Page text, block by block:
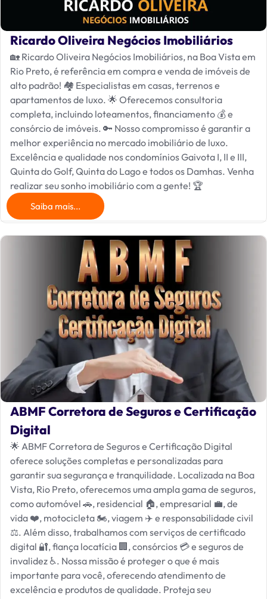
Ricardo Oliveira Negócios Imobiliários
🏡 Ricardo Oliveira Negócios Imobiliários, na Boa Vista em
Rio Preto, é referência em compra e venda de imóveis de
alto padrão! 🏘️ Especialistas em casas, terrenos e
apartamentos de luxo. 🌟 Oferecemos consultoria
completa, incluindo loteamentos, financiamento 💰 e
consórcio de imóveis. 🔑 Nosso compromisso é garantir a
melhor experiência no mercado imobiliário de luxo.
Excelência e qualidade nos condomínios Gaivota I, II e III,
Quinta do Golf, Quinta do Lago e todos os Damhas. Venha
realizar seu sonho imobiliário com a gente! 🏆
Saiba mais...
ABMF Corretora de Seguros e Certificação
Digital
🌟 ABMF Corretora de Seguros e Certificação Digital
oferece soluções completas e personalizadas para
garantir sua segurança e tranquilidade. Localizada na Boa
Vista, Rio Preto, oferecemos uma ampla gama de seguros,
como automóvel 🚗, residencial 🏠, empresarial 💼, de
vida ❤️, motocicleta 🏍️, viagem ✈️ e responsabilidade civil
⚖️. Além disso, trabalhamos com serviços de certificado
digital 🔐, fiança locatícia 🏢, consórcios 💳 e seguros de
invalidez ♿. Nossa missão é proteger o que é mais
importante para você, oferecendo atendimento de
excelência e produtos de qualidade. Proteja seu